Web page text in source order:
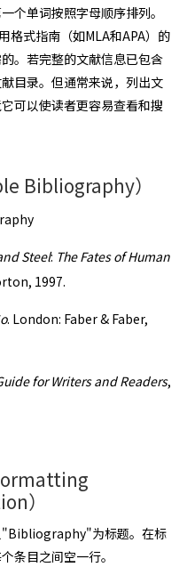
个单词按照字母顺序排列。
格式指南（如MLA和APA）的
。若完整的文献信息已包含
目录。但通常来说，列出文
可以使读者更容易查看和搜
Bibliography）
Steel: The Fates of Human
1997.
. London: Faber & Faber,
for Writers and Readers,
）
"Bibliography"为标题。在标
条目之间空一行。